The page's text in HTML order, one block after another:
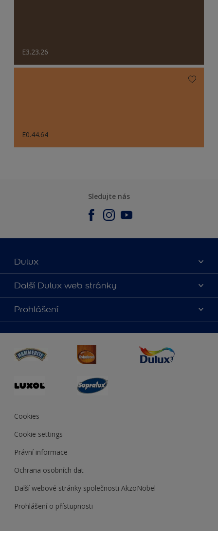
E3.23.26
E0.44.64
Sledujte nás
Dulux
O nás
Kontaktujte nás
Najít obchod
Další Dulux web stránky
duluxmalir.cz
duluxmaliar.sk
duluxprodejnabarev.cz
duluxpredajnafarieb.sk
Prohlášení
Cookies
Cookie settings
Právní informace
Ochrana osobních dat
Další webové stránky společnosti AkzoNobel
Prohlášení o přístupnosti